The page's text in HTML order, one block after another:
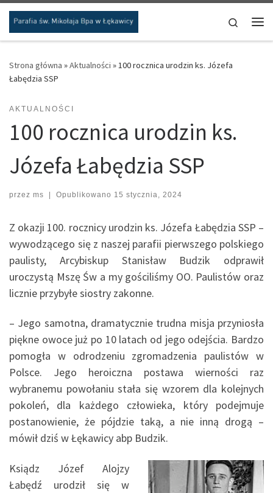
Przejdź do treści
Search
Strona główna »Aktualności »100 rocznica urodzin ks. Józefa
Łabędzia SSP
AKTUALNOŚCI
100 rocznica urodzin ks.
Józefa Łabędzia SSP
przez ms | Opublikowano 15 stycznia, 2024
Z okazji 100. rocznicy urodzin ks. Józefa Łabędzia SSP –
wywodzącego się z naszej parafii pierwszego polskiego
paulisty, Arcybiskup Stanisław Budzik odprawił
uroczystą Mszę Św a my gościliśmy OO. Paulistów oraz
licznie przybyłe siostry zakonne.
– Jego samotna, dramatycznie trudna misja przyniosła
piękne owoce już po 10 latach od jego odejścia. Bardzo
pomogła w odrodzeniu zgromadzenia paulistów w
Polsce. Jego heroiczna postawa wierności raz
wybranemu powołaniu stała się wzorem dla kolejnych
pokoleń, dla każdego człowieka, który podejmuje
postanowienie, że pójdzie taką, a nie inną drogą –
mówił dziś w Łękawicy abp Budzik.
Ksiądz Józef Alojzy
Łabędź urodził się w